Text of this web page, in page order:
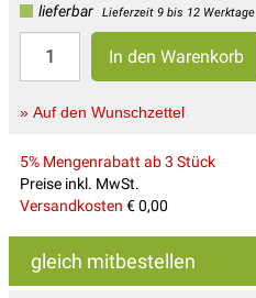
lieferbar
Lieferzeit 9 bis 12 Werktage
» Auf den Wunschzettel
5% Mengenrabatt ab 3 Stück
Preise inkl. MwSt.
Versandkosten € 0,00
gleich mitbestellen